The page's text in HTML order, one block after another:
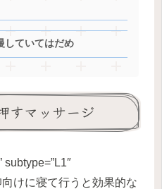
していてはだめ
すマッサージ
subtype=”L1″
向けに寝て行うと効果的な